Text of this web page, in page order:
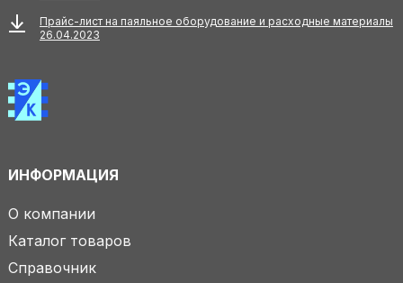
Прайс-лист на паяльное оборудование и расходные материалы
26.04.2023
ИНФОРМАЦИЯ
О компании
Каталог товаров
Справочник